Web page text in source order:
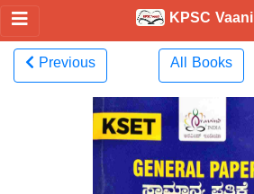
KPSC Vaani
Previous All Books